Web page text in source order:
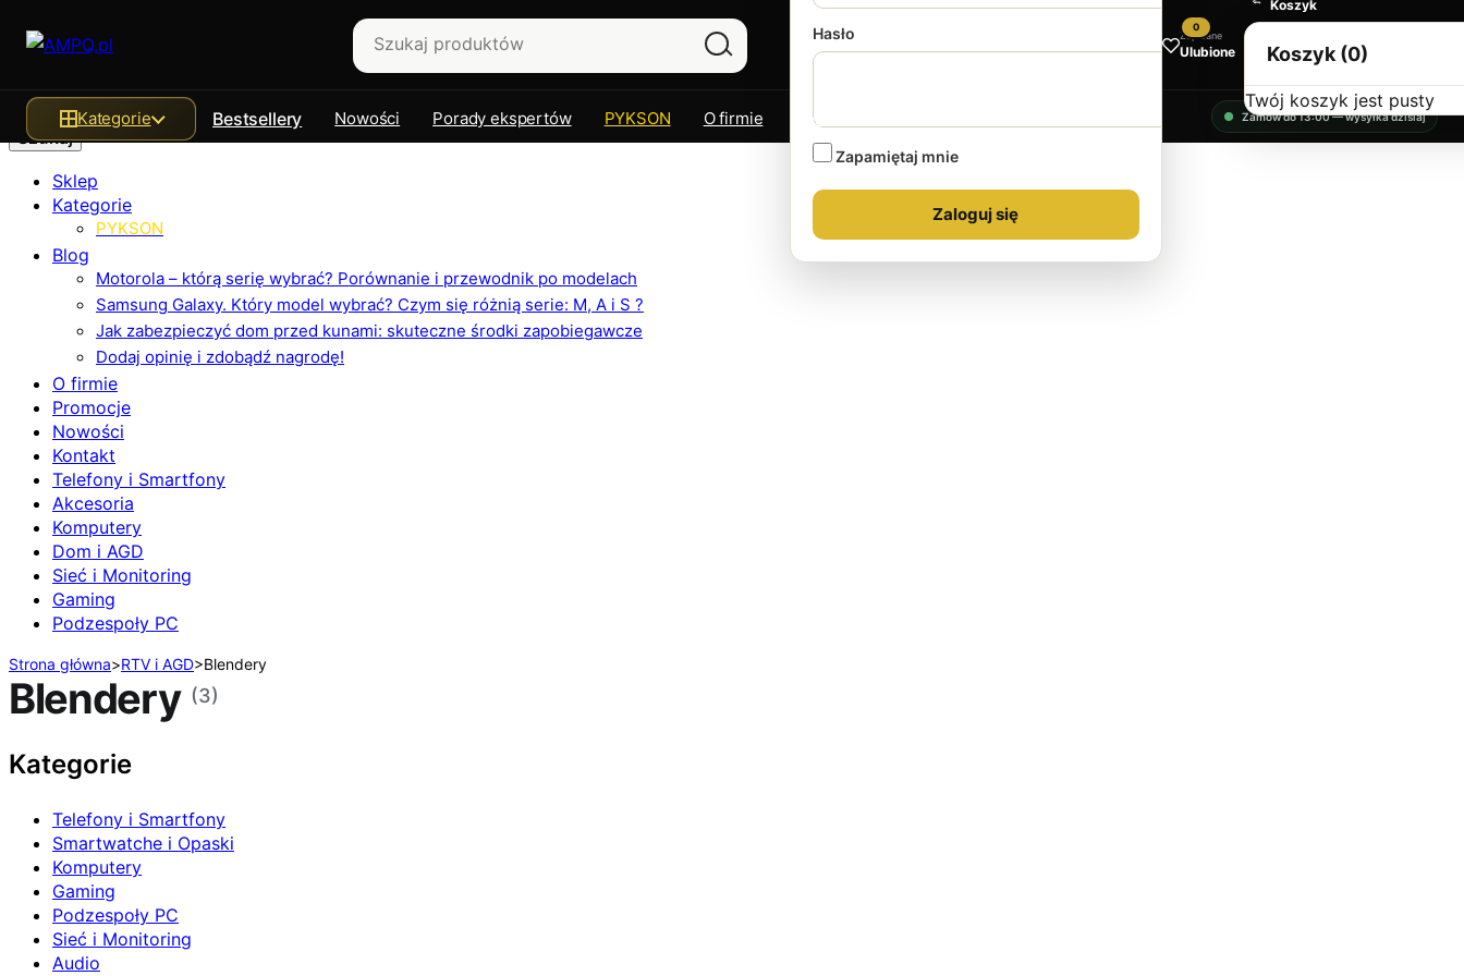
Szukaj
Sklep
Kategorie
PYKSON
Blog
Motorola – którą serię wybrać? Porównanie i przewodnik po modelach
Samsung Galaxy. Który model wybrać? Czym się różnią serie: M, A i S ?
Jak zabezpieczyć dom przed kunami: skuteczne środki zapobiegawcze
Dodaj opinię i zdobądź nagrodę!
O firmie
Promocje
Nowości
Kontakt
Telefony i Smartfony
Akcesoria
Komputery
Dom i AGD
Sieć i Monitoring
Gaming
Podzespoły PC
Koszyk
Koszyk (0)
Twój koszyk jest pusty
0
Zapisane
Ulubione
Hasło
Zapamiętaj mnie
Kategorie Bestsellery Nowości Porady ekspertów PYKSON O firmie Kontakt Zamów do 13:00 — wysyłka dzisiaj
Strona główna>RTV i AGD>Blendery
Blendery (3)
Kategorie
Telefony i Smartfony
Smartwatche i Opaski
Komputery
Gaming
Podzespoły PC
Sieć i Monitoring
Audio